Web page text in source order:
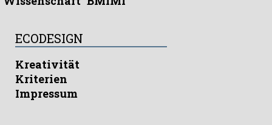
ECODESIGN
Kreativität
Kriterien
Impressum